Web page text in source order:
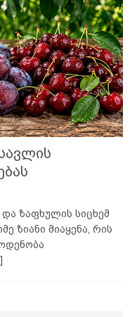
ზაფხულის სიცხემ
ზიანი მიაყენა, რის